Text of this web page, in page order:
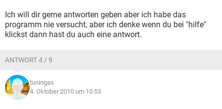
Ich will dir gerne antworten geben aber ich habe das
programm nie versucht, aber ich denke wenn du bei "hilfe"
klickst dann hast du auch eine antwort.
ANTWORT 4 / 9
tuningas
4. Oktober 2010 um 10:53